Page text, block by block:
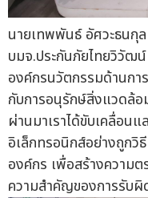
นายเทพพันธ์ อัศวะธนกุ
บมจ.ประกันภัยไทยวิวัฒ
องค์กรนวัตกรรมด้านกา
กับการอนุรักษ์สิ่งแวดล้
ผ่านมาเราได้ขับเคลื่อนแ
อิเล็กทรอนิกส์อย่างถูกวิ
องค์กร เพื่อสร้างความ
ความสำคัญของการรับ